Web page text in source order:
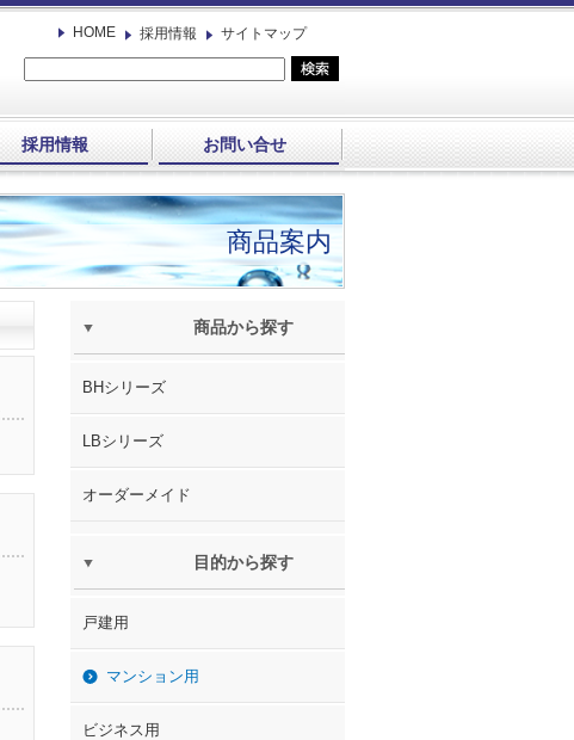
HOME 採用情報 サイトマップ
採用情報 お問い合せ
商品案内
商品から探す
BHシリーズ
LBシリーズ
オーダーメイド
目的から探す
戸建用
マンション用
ビジネス用